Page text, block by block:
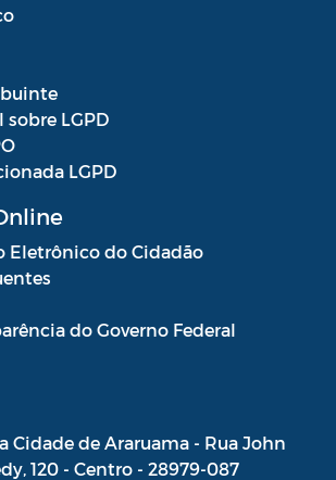
sobre LGPD
LGPD
Eletrônico do Cidadão
do Governo Federal
Cidade de Araruama - Rua John
120 - Centro - 28979-087